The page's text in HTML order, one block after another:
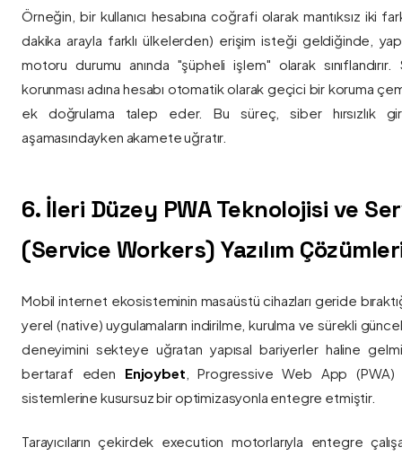
Örneğin, bir kullanıcı hesabına coğrafi olarak mantıksız iki
dakika arayla farklı ülkelerden) erişim isteği geldiğinde,
motoru durumu anında "şüpheli işlem" olarak sınıflandırır.
korunması adına hesabı otomatik olarak geçici bir koruma
ek doğrulama talep eder. Bu süreç, siber hırsızlık
aşamasındayken akamete uğratır.
6. İleri Düzey PWA Teknolojisi ve
(Service Workers) Yazılım
Mobil internet ekosisteminin masaüstü cihazları geride
yerel (native) uygulamaların indirilme, kurulma ve sürekli
deneyimini sekteye uğratan yapısal bariyerler haline
bertaraf eden Enjoybet , Progressive Web App (PWA)
sistemlerine kusursuz bir optimizasyonla entegre etmiştir.
Tarayıcıların çekirdek execution motorlarıyla entegre